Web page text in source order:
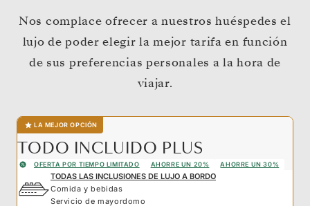
Nos complace ofrecer a nuestros huéspedes el
lujo de poder elegir la mejor tarifa en función
de sus preferencias personales a la hora de
viajar.
LA MEJOR OPCIÓN
TODO INCLUIDO PLUS
OFERTA POR TIEMPO LIMITADO AHORRE UN 20% AHORRE UN 30%
TODAS LAS INCLUSIONES DE LUJO A BORDO
Comida y bebidas
Servicio de mayordomo